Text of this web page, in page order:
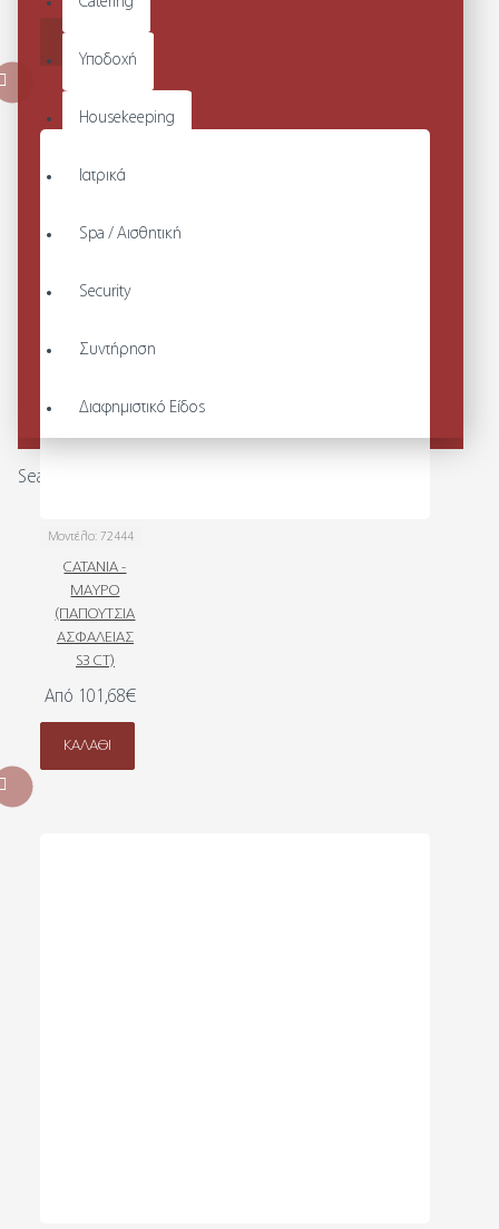
Υποδοχή
Housekeeping
Ιατρικά
Spa / Αισθητική
Security
Συντήρηση
Διαφημιστικό Είδος
Search
Μοντέλο: 72444
CATANIA -
ΜΑΥΡΟ
(ΠΑΠΟΥΤΣΙΑ
ΑΣΦΑΛΕΙΑΣ
S3 CT)
Από 101,68€
ΚΑΛΆΘΙ